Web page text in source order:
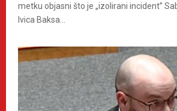
metku objasni što je „izolirani incident”
Ivica Baksa...